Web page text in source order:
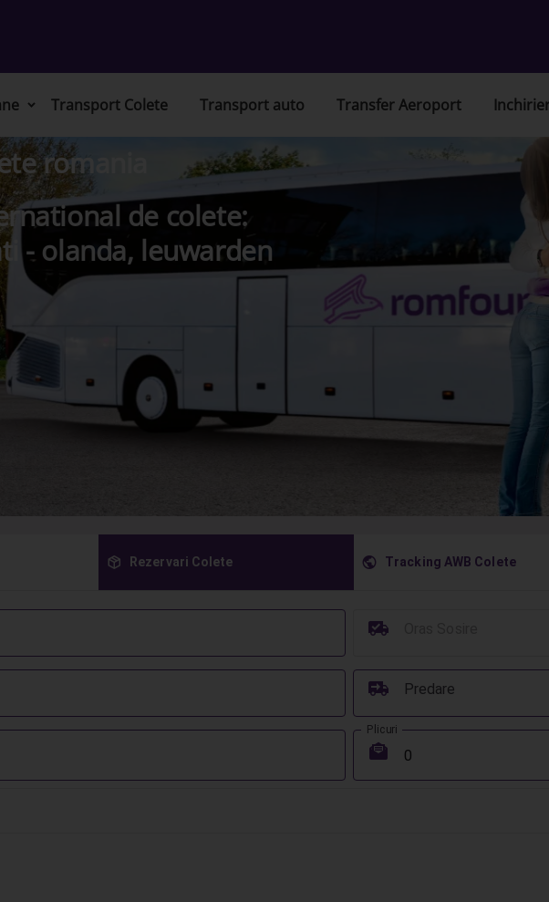
Transport Colete Transport auto Transfer Aeroport
romania
de colete:
- olanda, leuwarden
󰏗 Rezervari Colete 󰇧 Tracking AWB Colete
󰳔
Predare
󰔾
Plicuri
󰾱